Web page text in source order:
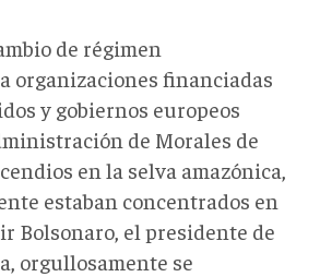
de régimen
organizaciones financiadas
y gobiernos europeos
de Morales de
en la selva amazónica,
estaban concentrados en
Bolsonaro, el presidente de
orgullosamente se